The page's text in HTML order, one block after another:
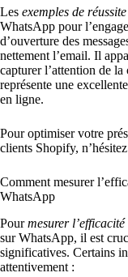
Les exemples de réussite
WhatsApp pour
d’ouverture des
nettement l’email. Il
capturer l’attention de
représente une
en ligne.
Pour optimiser votre
clients Shopify,
Comment mesurer
WhatsApp
Pourmesurer l’efficacité
sur WhatsApp, il est
significatives. Certains
attentivement :